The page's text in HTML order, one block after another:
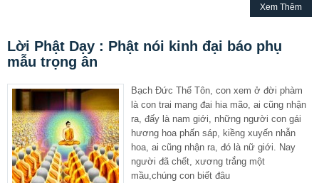
Xem Thêm
Lời Phật Dạy : Phật nói kinh đại báo phụ
mẫu trọng ân
Bạch Ðức Thế Tôn, con xem ở đời phàm
là con trai mang đai hia mão, ai cũng nhận
ra, đấy là nam giới, những người con gái
hương hoa phấn sáp, kiềng xuyến nhẫn
hoa, ai cũng nhận ra, đó là nữ giới. Nay
người đã chết, xương trắng một
mầu,chúng con biết đâu